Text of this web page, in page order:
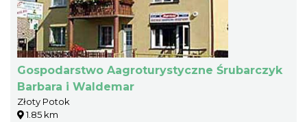
Gospodarstwo Aagroturystyczne Śrubarczyk
Barbara i Waldemar
Złoty Potok
1.85 km